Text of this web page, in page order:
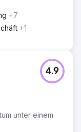
+7
+1
unter einem
4.9